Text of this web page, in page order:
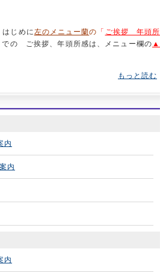
はじめに左のメニュー蘭の 「 ご挨拶 年頭所
での ご挨拶、年頭所感は、メニュー欄の ▲
もっと読む
内
内
内